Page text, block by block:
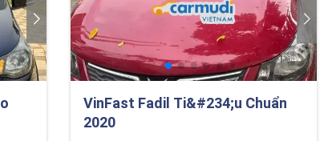
VinFast Fadil Ti&#234;u Chuẩn
2020